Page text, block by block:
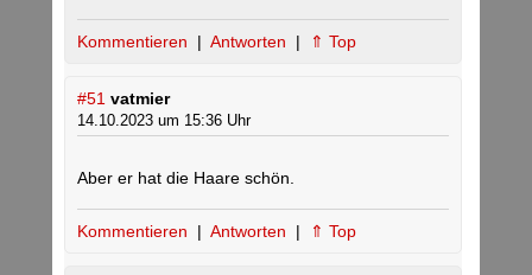
Kommentieren | Antworten | ⇑ Top
#51 vatmier
14.10.2023 um 15:36 Uhr
Aber er hat die Haare schön.
Kommentieren | Antworten | ⇑ Top